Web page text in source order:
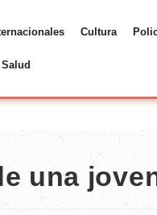
Cultura
Salud
una